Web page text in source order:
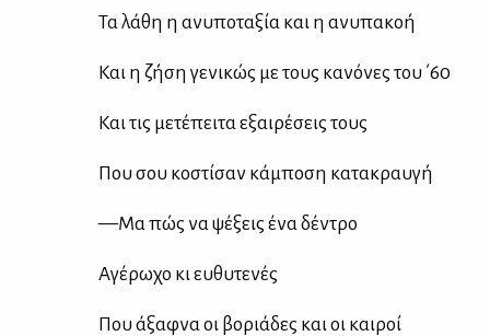
Τα λά­θη η ανυ­πο­τα­ξία και η ανυ­πα­κοή
Και η ζή­ση γε­νι­κώς με τους κα­νό­νες του ΄60
Και τις με­τέ­πει­τα εξαι­ρέ­σεις τους
Που σου κο­στί­σαν κά­μπο­ση κα­τα­κραυ­γή
—Μα πώς να ψέ­ξεις ένα δέ­ντρο
Αγέ­ρω­χο κι ευ­θυ­τε­νές
Που άξαφ­να οι βο­ριά­δες και οι και­ροί